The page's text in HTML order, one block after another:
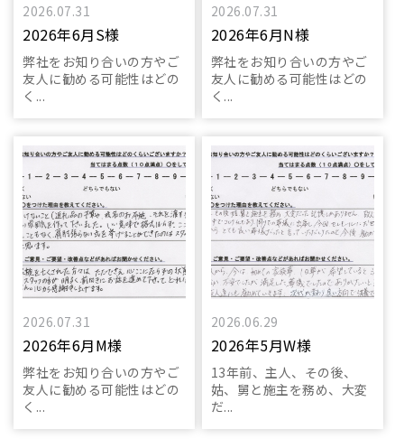
2026.07.31
2026年6月S様
弊社をお知り合いの方やご
友人に勧める可能性はどの
く...
2026.07.31
2026年6月N様
弊社をお知り合いの方やご
友人に勧める可能性はどの
く...
2026.07.31
2026年6月M様
弊社をお知り合いの方やご
友人に勧める可能性はどの
く...
2026.06.29
2026年5月W様
13年前、主人、その後、
姑、舅と施主を務め、大変
だ...